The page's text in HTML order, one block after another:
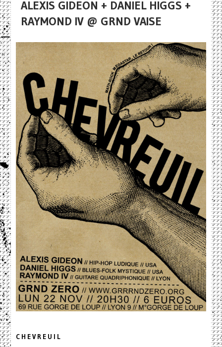
ALEXIS GIDEON + DANIEL HIGGS +
RAYMOND IV @ GRND VAISE
C H E V R E U I L